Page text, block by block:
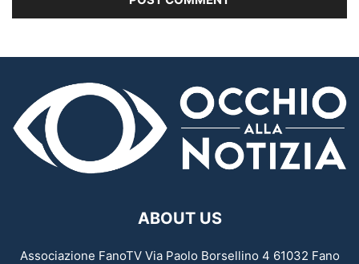
ABOUT US
Associazione FanoTV Via Paolo Borsellino 4 61032 Fano